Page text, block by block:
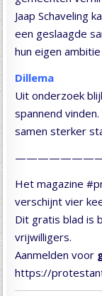
Jaap Schaveling
een geslaagde
hun eigen
Dillema
Uit onderzoek
spannend
samen sterker
Het magazine
verschijnt vier
Dit gratis blad is
vrijwilligers.
Aanmelden voor
https://